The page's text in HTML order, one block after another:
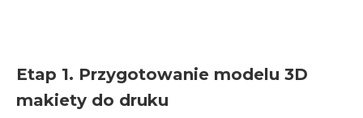
Etap 1. Przygotowanie modelu 3D
makiety do druku